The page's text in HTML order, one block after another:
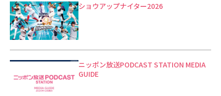
ショウアップナイター2026
ニッポン放送PODCAST STATION MEDIA
GUIDE